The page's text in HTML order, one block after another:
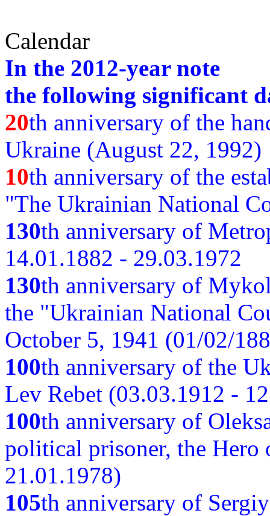
Calendar
In the 2012-year note
the following significant
20th anniversary of the
Ukraine (August 22, 1992)
10th anniversary of the
"The Ukrainian National
130th anniversary of
14.01.1882 - 29.03.1972
130th anniversary of
the "Ukrainian National
October 5, 1941 (01/02/
100th anniversary of the
Lev Rebet (03.03.1912 -
100th anniversary of
political prisoner, the
21.01.1978)
105th anniversary of